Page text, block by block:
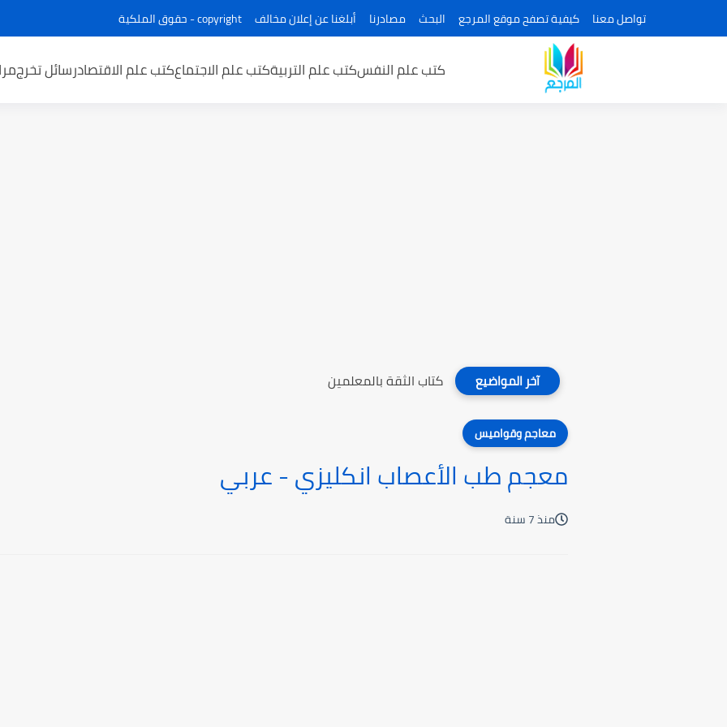
تواصل معنا كيفية تصفح موقع المرجع البحث مصادرنا أبلغنا عن إعلان مخالف copyright - حقوق الملكية
كتب علم النفسكتب علم التربيةكتب علم الاجتماعكتب علم الاقتصادرسائل تخرج
آخر المواضيع كتاب الثقة بالمعلمين
معاجم وقواميس
معجم طب الأعصاب انكليزي - عربي
منذ 7 سنة